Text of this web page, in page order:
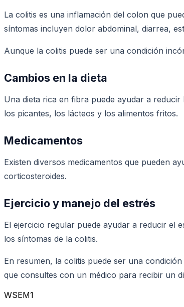
La colitis es una inflamación del colon que
síntomas incluyen dolor abdominal, diarrea,
Aunque la colitis puede ser una condición
Cambios en la dieta
Una dieta rica en fibra puede ayudar a
los picantes, los lácteos y los alimentos fritos.
Medicamentos
Existen diversos medicamentos que pueden
corticosteroides.
Ejercicio y manejo del estrés
El ejercicio regular puede ayudar a reducir el
los síntomas de la colitis.
En resumen, la colitis puede ser una
que consultes con un médico para recibir un
WSEM1